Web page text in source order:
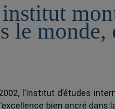
le monde,
l’Institut d’études
bien ancré